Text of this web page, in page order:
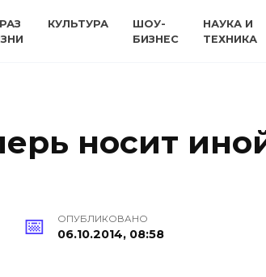
КУЛЬТУРА
ШОУ-
БИЗНЕС
НАУКА И
ТЕХНИКА
носит
ОПУБЛИКОВАНО
06.10.2014, 08:58